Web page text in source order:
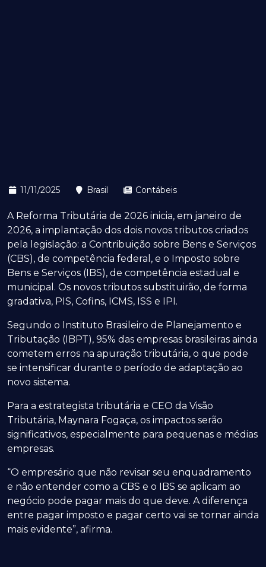
11/11/2025 Brasil Contábeis
A Reforma Tributária de 2026 inicia, em janeiro de
2026, a implantação dos dois novos tributos criados
pela legislação: a Contribuição sobre Bens e Serviços
(CBS), de competência federal, e o Imposto sobre
Bens e Serviços (IBS), de competência estadual e
municipal. Os novos tributos substituirão, de forma
gradativa, PIS, Cofins, ICMS, ISS e IPI.
Segundo o Instituto Brasileiro de Planejamento e
Tributação (IBPT), 95% das empresas brasileiras ainda
cometem erros na apuração tributária, o que pode
se intensificar durante o período de adaptação ao
novo sistema.
Para a estrategista tributária e CEO da Visão
Tributária, Maynara Fogaça, os impactos serão
significativos, especialmente para pequenas e médias
empresas.
“O empresário que não revisar seu enquadramento
e não entender como a CBS e o IBS se aplicam ao
negócio pode pagar mais do que deve. A diferença
entre pagar imposto e pagar certo vai se tornar ainda
mais evidente”, afirma.